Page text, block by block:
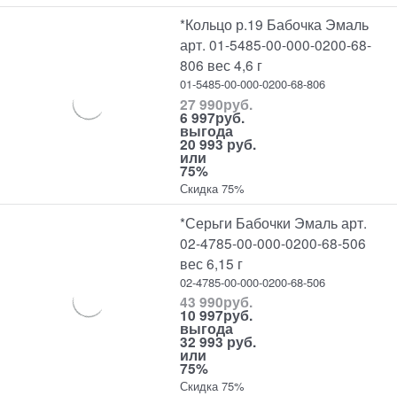
*Кольцо р.19 Бабочка Эмаль
арт. 01-5485-00-000-0200-68-
806 вес 4,6 г
01-5485-00-000-0200-68-806
27 990руб.
6 997руб.
выгода
20 993 руб.
или
75%
Скидка 75%
*Серьги Бабочки Эмаль арт.
02-4785-00-000-0200-68-506
вес 6,15 г
02-4785-00-000-0200-68-506
43 990руб.
10 997руб.
выгода
32 993 руб.
или
75%
Скидка 75%